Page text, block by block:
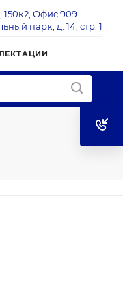
150к2, Офис 909
парк, д. 14, стр. 1